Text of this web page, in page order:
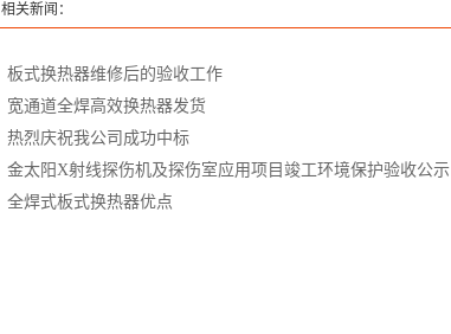
相关新闻：
板式换热器维修后的验收工作
宽通道全焊高效换热器发货
热烈庆祝我公司成功中标
金太阳X射线探伤机及探伤室应用项目竣工环境保护验收公示
全焊式板式换热器优点